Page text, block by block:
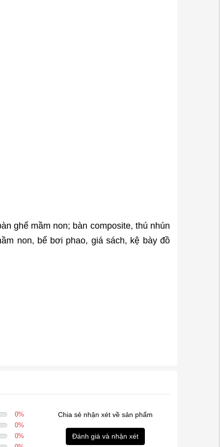
ghế mầm non; bàn composite, thú nhún
non, bể bơi phao, giá sách, kệ bày đồ
0%
0%
0%
Chia sẻ nhận xét về sản phẩm
Đánh giá và nhận xét